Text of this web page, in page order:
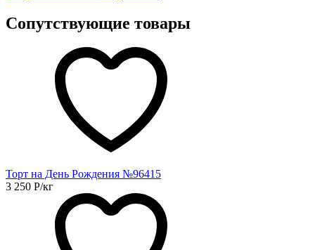
Сопутствующие товары
Торт на День Рождения №96415
3 250 Р/кг